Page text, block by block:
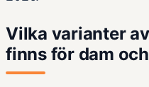
Vilka varianter
finns för dam